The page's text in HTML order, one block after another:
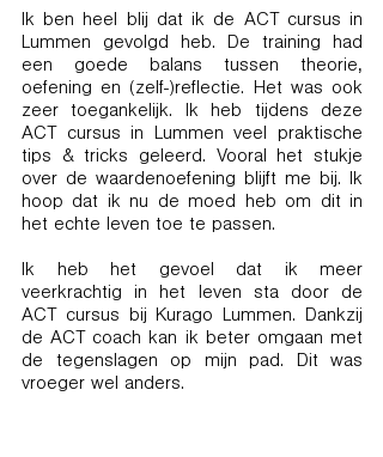
Ik ben heel blij dat ik de ACT cursus in
Lummen gevolgd heb. De training had
een goede balans tussen theorie,
oefening en (zelf-)reflectie. Het was ook
zeer toegankelijk. Ik heb tijdens deze
ACT cursus in Lummen veel praktische
tips & tricks geleerd. Vooral het stukje
over de waardenoefening blijft me bij. Ik
hoop dat ik nu de moed heb om dit in
het echte leven toe te passen.
Ik heb het gevoel dat ik meer
veerkrachtig in het leven sta door de
ACT cursus bij Kurago Lummen. Dankzij
de ACT coach kan ik beter omgaan met
de tegenslagen op mijn pad. Dit was
vroeger wel anders.